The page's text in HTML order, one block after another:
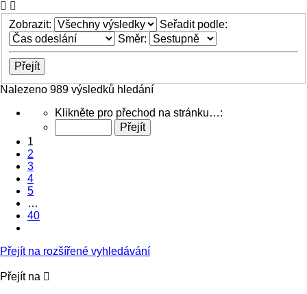
Zobrazit:
Seřadit podle:
Směr:
Nalezeno 989 výsledků hledání
Stránka
z
40
Klikněte pro přechod na stránku…:
1
2
3
4
5
…
40
Přejít na rozšířené vyhledávání
Přejít na